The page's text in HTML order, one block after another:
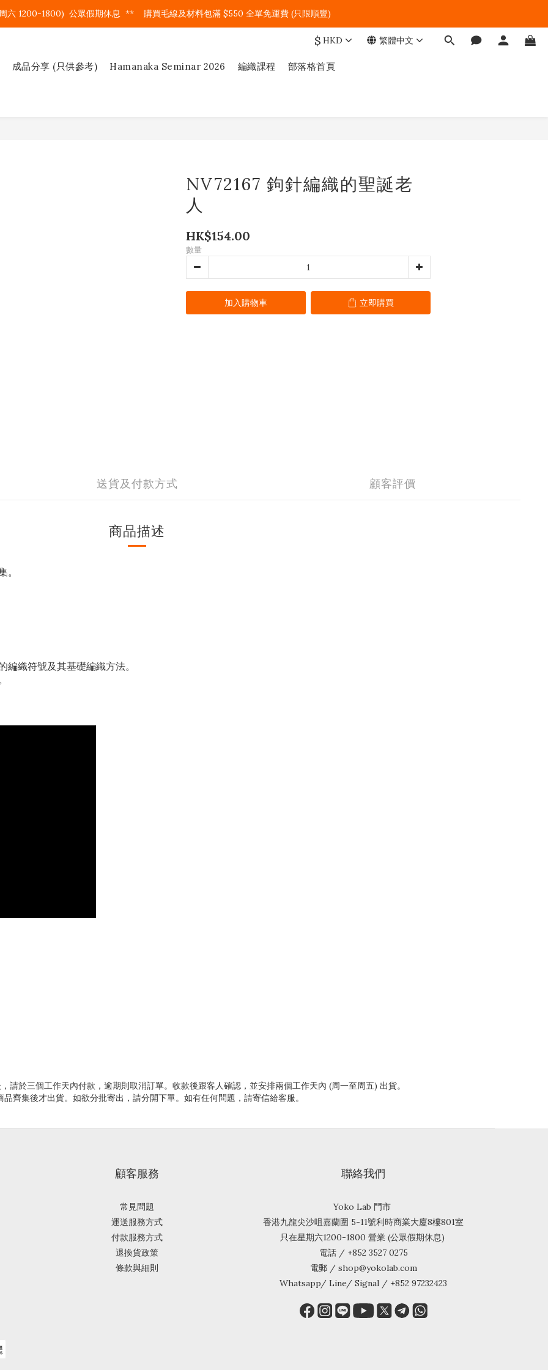
六 1200-1800)  公眾假期休息  **    購買毛線及材料包滿 $550 全單免運費 (只限順豐)
$ HKD 繁體中文
成品分享 (只供參考) Hamanaka Seminar 2026 編織課程 部落格首頁
NV72167 鉤針編織的聖誕老
人
HK$154.00
數量
加入購物車 立即購買
送貨及付款方式 顧客評價
商品描述
織符號及其基礎編織方法。
於三個工作天內付款，逾期則取消訂單。收款後跟客人確認，並安排兩個工作天內 (周一至周五) 出貨。
齊集後才出貨。如欲分批寄出，請分開下單。如有任何問題，請寄信給客服。
顧客服務
常見問題
運送服務方式
付款服務方式
退換貨政策
條款與細則
聯絡我們
Yoko Lab 門市
香港九龍尖沙咀嘉蘭圍 5-11號利時商業大廈8樓801室
只在星期六1200-1800 營業 (公眾假期休息)
電話 / +852 3527 0275
電郵 / shop@yokolab.com
Whatsapp/ Line/ Signal / +852 97232423